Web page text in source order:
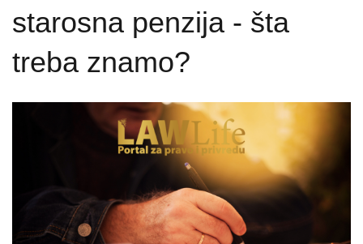
starosna penzija - šta
treba znamo?